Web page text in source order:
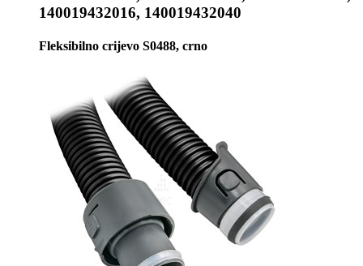
140019432016, 140019432040
Fleksibilno crijevo S0488, crno